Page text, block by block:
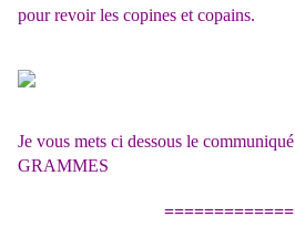
pour revoir les copines et copains.
Je vous mets ci dessous le
GRAMMES